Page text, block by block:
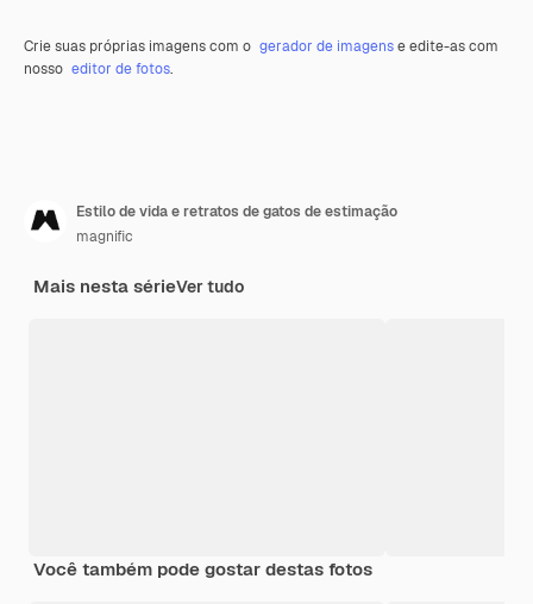
Crie suas próprias imagens com o gerador de imagense edite-as com
nosso editor de fotos.
Estilo de vida e retratos de gatos de estimação
magnific
Mais nesta sérieVer tudo
Você também pode gostar destas fotos